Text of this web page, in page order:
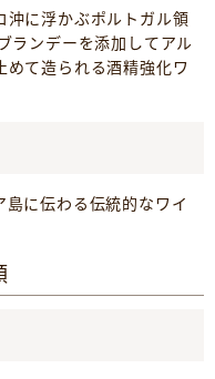
沖に浮かぶポルトガル領
ランデーを添加してアル
めて造られる酒精強化ワ
に伝わる伝統的なワイ